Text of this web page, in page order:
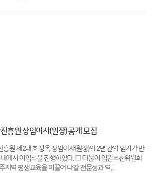
흥원 상임이사(원장) 공개 모집
원 제2대 허정옥 상임이사(원장)의 2년 간의 임기가 만
을 진행하였다. □ 더불어 임원추천위원회
지역 평생교육을 이끌어 나갈 전문성과 역...